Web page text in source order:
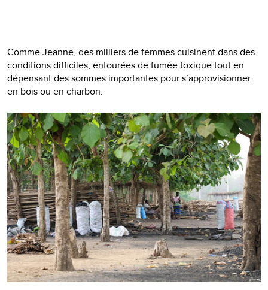
Comme Jeanne, des milliers de femmes cuisinent dans des
conditions difficiles, entourées de fumée toxique tout en
dépensant des sommes importantes pour s’approvisionner
en bois ou en charbon.